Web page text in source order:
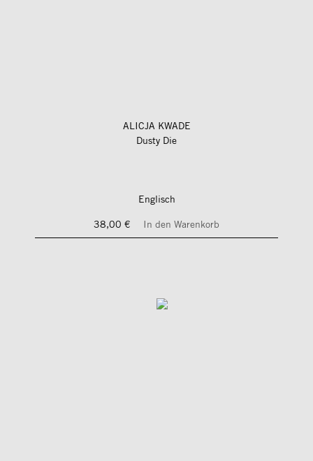
ALICJA KWADE
Dusty Die
Englisch
38,00 €
In den Warenkorb